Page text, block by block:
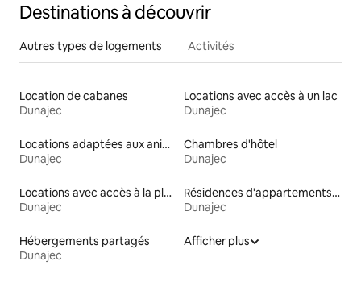
Destinations à découvrir
Autres types de logements Activités
Location de cabanes
Dunajec
Locations avec accès à un lac
Dunajec
Locations adaptées aux animaux
Dunajec
Chambres d'hôtel
Dunajec
Locations avec accès à la plage
Dunajec
Résidences d'appartements en location
Dunajec
Hébergements partagés
Dunajec
Afficher plus